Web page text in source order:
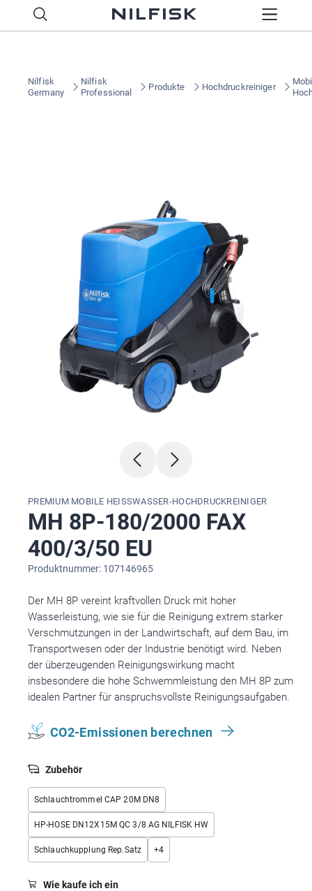
Nilfisk
Germany
Nilfisk
Professional
Produkte Hochdruckreiniger
PREMIUM MOBILE HEISSWASSER-HOCHDRUCKREINIGER
MH 8P-180/2000 FAX
400/3/50 EU
Produktnummer: 107146965
Der MH 8P vereint kraftvollen Druck mit hoher
Wasserleistung, wie sie für die Reinigung extrem starker
Verschmutzungen in der Landwirtschaft, auf dem Bau, im
Transportwesen oder der Industrie benötigt wird. Neben
der überzeugenden Reinigungswirkung macht
insbesondere die hohe Schwemmleistung den MH 8P zum
idealen Partner für anspruchsvollste Reinigungsaufgaben.
CO2-Emissionen berechnen
Zubehör
Schlauchtrommel CAP 20M DN8
HP-HOSE DN12X15M QC 3/8 AG NILFISK HW
Schlauchkupplung Rep.Satz +4
Wie kaufe ich ein